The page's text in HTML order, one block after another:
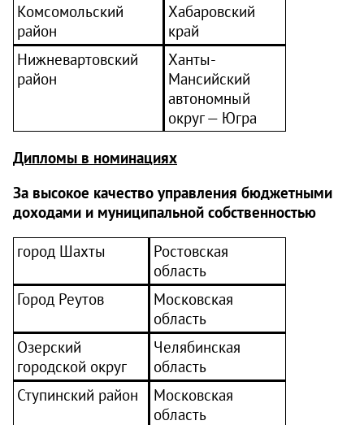
Комсомольский
район
Хабаровский
край
Нижневартовский
район
Ханты-
Мансийский
автономный
округ — Югра
Дипломы в номинациях
За высокое качество управления бюджетными
доходами и муниципальной собственностью
город Шахты
Ростовская
область
Город Реутов
Московская
область
Озерский
городской округ
Челябинская
область
Ступинский район
Московская
область